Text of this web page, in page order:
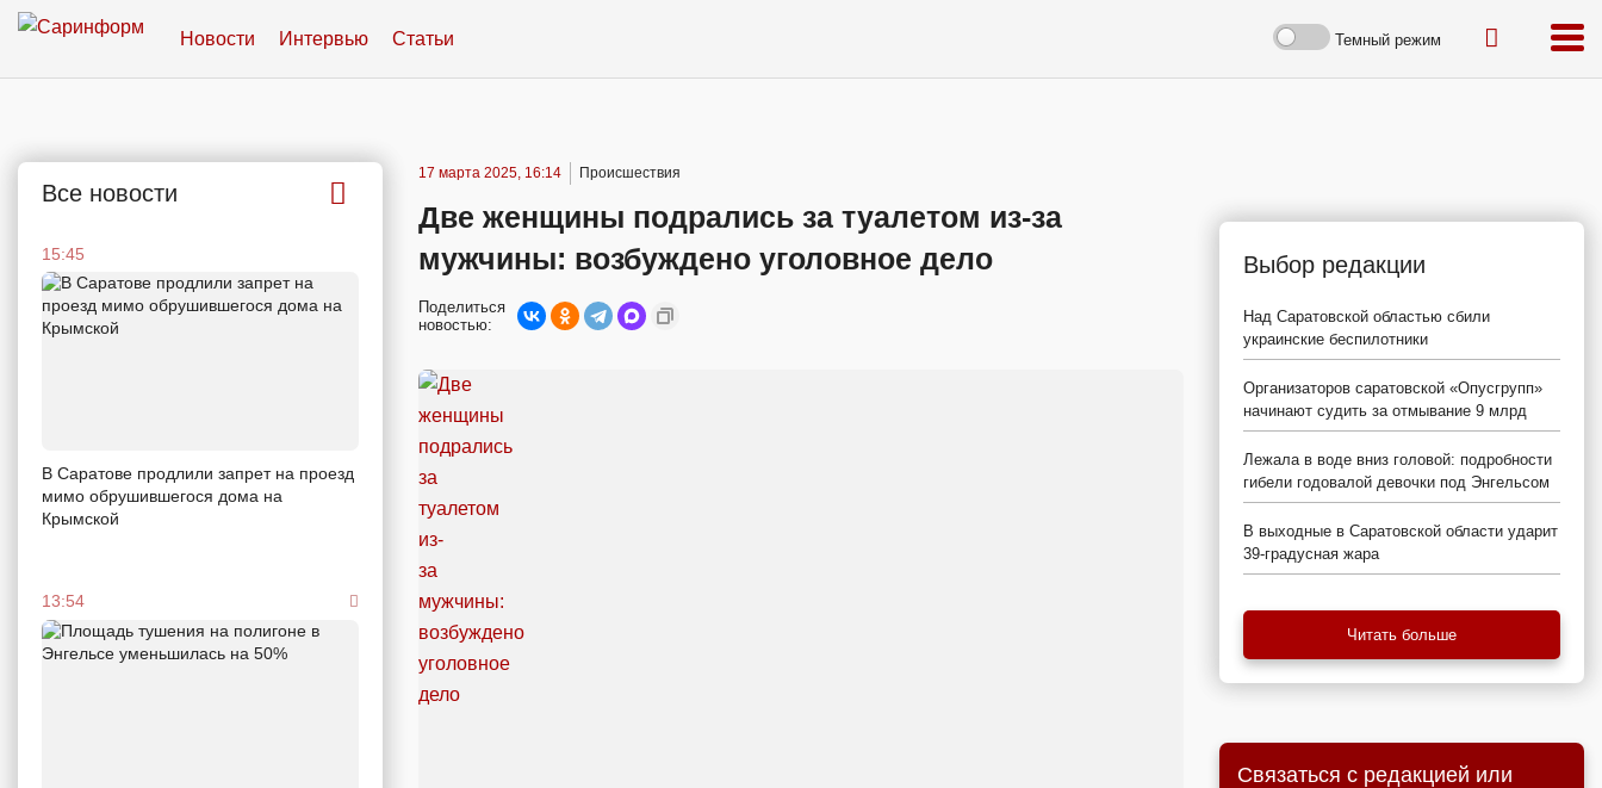
Новости Интервью Статьи Темный режим
Все новости
15:45
В Саратове продлили запрет на проезд
мимо обрушившегося дома на
Крымской
13:54
17 марта 2025, 16:14 Происшествия
Две женщины подрались за туалетом из-за
мужчины: возбуждено уголовное дело
Поделиться
новостью:
Выбор редакции
Над Саратовской областью сбили
украинские беспилотники
Организаторов саратовской «Опусгрупп»
начинают судить за отмывание 9 млрд
Лежала в воде вниз головой: подробности
гибели годовалой девочки под Энгельсом
В выходные в Саратовской области ударит
39-градусная жара
Читать больше
Связаться с редакцией или